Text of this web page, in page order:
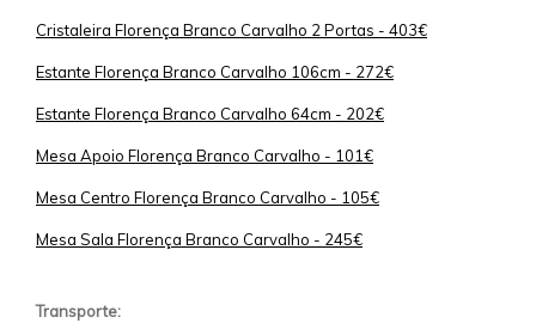
Cristaleira Florença Branco Carvalho 2 Portas - 403€
Estante Florença Branco Carvalho 106cm - 272€
Estante Florença Branco Carvalho 64cm - 202€
Mesa Apoio Florença Branco Carvalho - 101€
Mesa Centro Florença Branco Carvalho - 105€
Mesa Sala Florença Branco Carvalho - 245€
Transporte: